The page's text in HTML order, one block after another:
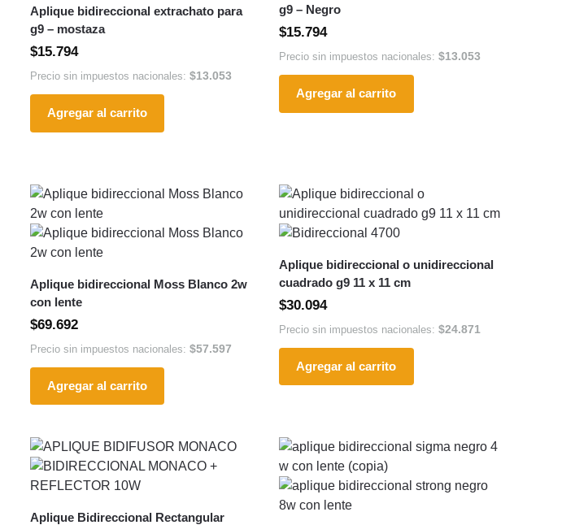
Aplique bidireccional extrachato para
g9 – mostaza
$15.794
Precio sin impuestos nacionales: $13.053
Agregar al carrito
g9 – Negro
$15.794
Precio sin impuestos nacionales:$13.053
Agregar al carrito
Aplique bidireccional Moss Blanco 2w
con lente
$69.692
Precio sin impuestos nacionales: $57.597
Agregar al carrito
Aplique bidireccional o unidireccional
cuadrado g9 11 x 11 cm
$30.094
Precio sin impuestos nacionales:$24.871
Agregar al carrito
Aplique Bidireccional Rectangular